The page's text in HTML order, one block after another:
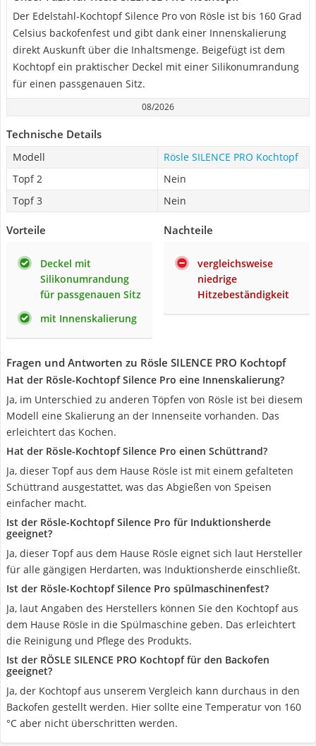
Der Edelstahl-Kochtopf Silence Pro von Rösle ist bis 160 Grad
Celsius backofenfest und gibt dank einer Innenskalierung
direkt Auskunft über die Inhaltsmenge. Beigefügt ist dem
Kochtopf ein praktischer Deckel mit einer Silikonumrandung
für einen passgenauen Sitz.
08/2026
Technische Details
Modell
Rösle SILENCE PRO Kochtopf
Topf 2
Nein
Topf 3
Nein
Vorteile
Deckel mit
Silikonumrandung
für passgenauen Sitz
mit Innenskalierung
Nachteile
vergleichsweise
niedrige
Hitzebeständigkeit
Fragen und Antworten zu Rösle SILENCE PRO Kochtopf
Hat der Rösle-Kochtopf Silence Pro eine Innenskalierung?
Ja, im Unterschied zu anderen Töpfen von Rösle ist bei diesem
Modell eine Skalierung an der Innenseite vorhanden. Das
erleichtert das Kochen.
Hat der Rösle-Kochtopf Silence Pro einen Schüttrand?
Ja, dieser Topf aus dem Hause Rösle ist mit einem gefalteten
Schüttrand ausgestattet, was das Abgießen von Speisen
einfacher macht.
Ist der Rösle-Kochtopf Silence Pro für Induktionsherde
geeignet?
Ja, dieser Topf aus dem Hause Rösle eignet sich laut Hersteller
für alle gängigen Herdarten, was Induktionsherde einschließt.
Ist der Rösle-Kochtopf Silence Pro spülmaschinenfest?
Ja, laut Angaben des Herstellers können Sie den Kochtopf aus
dem Hause Rösle in die Spülmaschine geben. Das erleichtert
die Reinigung und Pflege des Produkts.
Ist der RÖSLE SILENCE PRO Kochtopf für den Backofen
geeignet?
Ja, der Kochtopf aus unserem Vergleich kann durchaus in den
Backofen gestellt werden. Hier sollte eine Temperatur von 160
°C aber nicht überschritten werden.